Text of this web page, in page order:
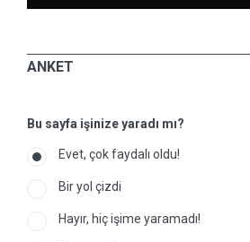
ANKET
Bu sayfa işinize yaradı mı?
Evet, çok faydalı oldu!
Bir yol çizdi
Hayır, hiç işime yaramadı!